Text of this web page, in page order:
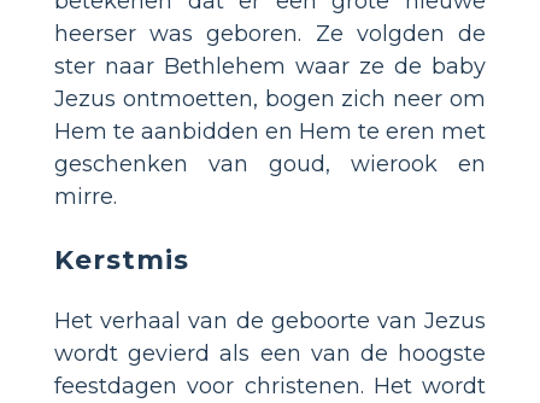
heerser was geboren. Ze volgden de
ster naar Bethlehem waar ze de baby
Jezus ontmoetten, bogen zich neer om
Hem te aanbidden en Hem te eren met
geschenken van goud, wierook en
mirre.
Kerstmis
Het verhaal van de geboorte van Jezus
wordt gevierd als een van de hoogste
feestdagen voor christenen. Het wordt